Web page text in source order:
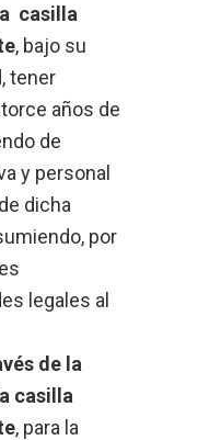
casilla
, bajo su
tener
años de
de
y personal
dicha
por
legales al
de la
casilla
, para la